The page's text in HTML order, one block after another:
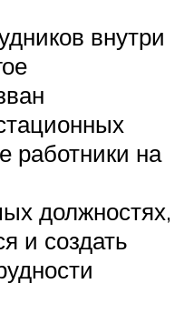
внутри
работники на
должностях,
и создать